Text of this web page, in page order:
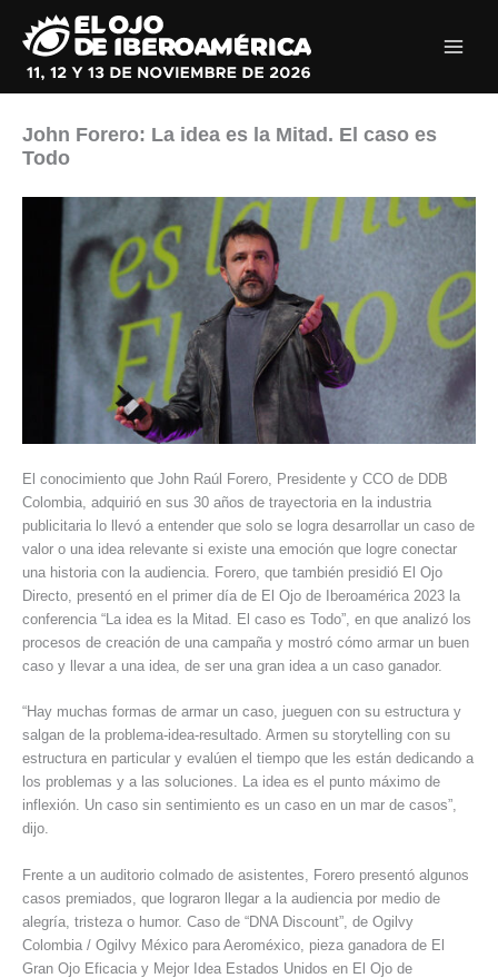
contenido
John Forero: La idea es la Mitad. El caso es
Todo
El conocimiento que John Raúl Forero, Presidente y CCO de DDB
Colombia, adquirió en sus 30 años de trayectoria en la industria
publicitaria lo llevó a entender que solo se logra desarrollar un caso de
valor o una idea relevante si existe una emoción que logre conectar
una historia con la audiencia. Forero, que también presidió El Ojo
Directo, presentó en el primer día de El Ojo de Iberoamérica 2023 la
conferencia “La idea es la Mitad. El caso es Todo”, en que analizó los
procesos de creación de una campaña y mostró cómo armar un buen
caso y llevar a una idea, de ser una gran idea a un caso ganador.
“Hay muchas formas de armar un caso, jueguen con su estructura y
salgan de la problema-idea-resultado. Armen su storytelling con su
estructura en particular y evalúen el tiempo que les están dedicando a
los problemas y a las soluciones. La idea es el punto máximo de
inflexión. Un caso sin sentimiento es un caso en un mar de casos”,
dijo.
Frente a un auditorio colmado de asistentes, Forero presentó algunos
casos premiados, que lograron llegar a la audiencia por medio de
alegría, tristeza o humor. Caso de “DNA Discount”, de Ogilvy
Colombia / Ogilvy México para Aeroméxico, pieza ganadora de El
Gran Ojo Eficacia y Mejor Idea Estados Unidos en El Ojo de